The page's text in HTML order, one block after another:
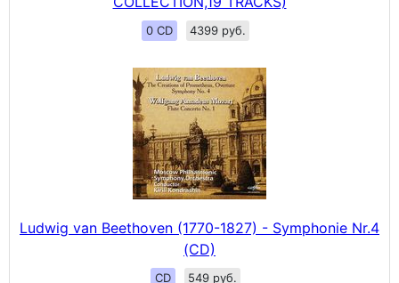
0 CD 4399 руб.
Ludwig van Beethoven (1770-1827) - Symphonie Nr.4
(CD)
CD 549 руб.